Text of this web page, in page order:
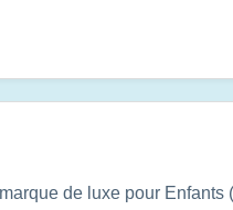
de luxe pour Enfants